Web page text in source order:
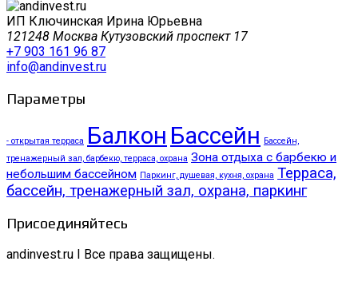
ИП Ключинская Ирина Юрьевна
121248 Москва Кутузовский проспект 17
+7 903 161 96 87
info@andinvest.ru
Параметры
- открытая терраса Балкон Бассейн Бассейн,
тренажерный зал, барбекю, терраса, охрана Зона отдыха с барбекю и
небольшим бассейном Паркинг, душевая, кухня, охрана Терраса,
бассейн, тренажерный зал, охрана, паркинг
Присоединяйтесь
andinvest.ru I Все права защищены.